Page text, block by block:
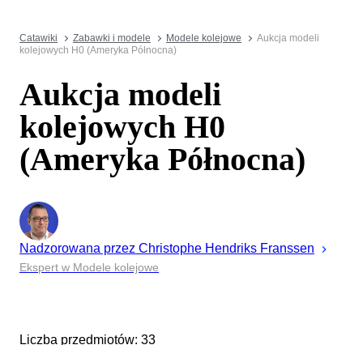
Catawiki Zabawki i modele Modele kolejowe
Aukcja modeli
kolejowych H0 (Ameryka Północna)
Aukcja modeli
kolejowych H0
(Ameryka Północna)
Nadzorowana przez Christophe Hendriks Franssen
Ekspert w Modele kolejowe
Liczba przedmiotów: 33